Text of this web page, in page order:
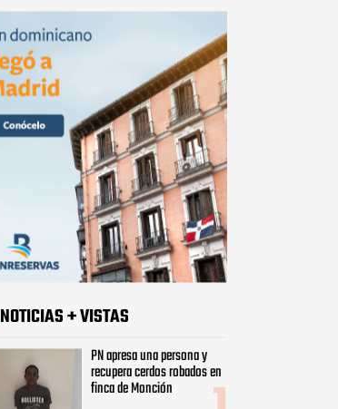
NOTICIAS + VISTAS
PN apresa una persona y
recupera cerdos robados en
finca de Monción